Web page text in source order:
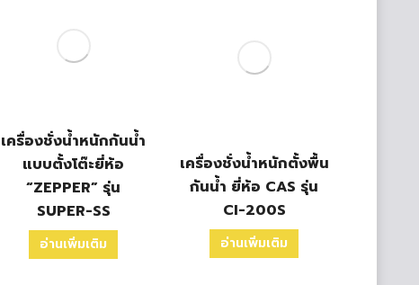
เครื่องชั่งน้ำหนักกันน้ำ
แบบตั้งโต๊ะยี่ห้อ
“ZEPPER” รุ่น
SUPER-SS
อ่านเพิ่มเติม
เครื่องชั่งน้ำหนักตั้งพื้น
กันน้ำ ยี่ห้อ CAS รุ่น
CI-200S
อ่านเพิ่มเติม